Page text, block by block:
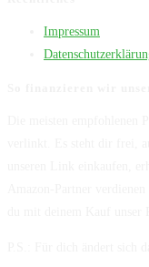
Impressum